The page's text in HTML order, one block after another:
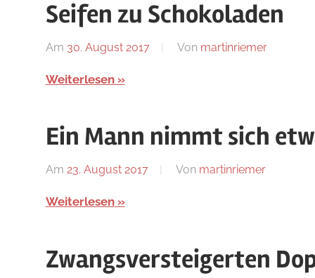
Seifen zu Schokoladen
Am 30. August 2017 Von martinriemerIn
Weiterlesen
Ein Mann nimmt sich
Am 23. August 2017 Von martinriemerIn
Weiterlesen
Zwangsversteigerten